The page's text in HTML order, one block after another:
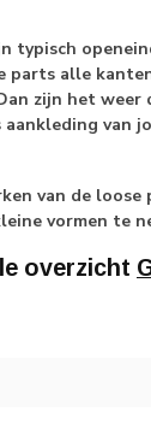
typisch
parts alle
zijn het
van
van de
vormen te
overzicht